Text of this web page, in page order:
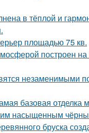
в тёплой и
площадью 75 кв.
построен
незаменимыми
базовая отделка
насыщенным
бруска